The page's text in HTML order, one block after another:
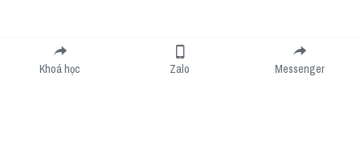
Submit
Khoá học Zalo Messenger